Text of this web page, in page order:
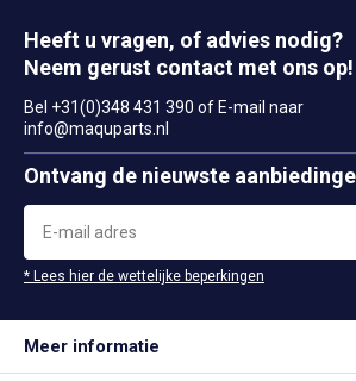
Heeft u vragen, of advies nodig?
Neem gerust contact met ons op!
Bel +31(0)348 431 390 of E-mail naar
info@maquparts.nl
Ontvang de nieuwste
* Lees hier de wettelijke beperkingen
Meer informatie